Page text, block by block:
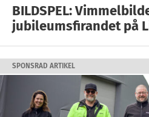
BILDSPEL:
jubileumsfirandet på
SPONSRAD ARTIKEL